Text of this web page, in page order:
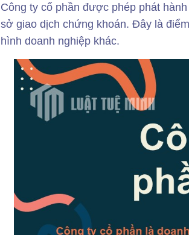
Công ty cổ phần được phép phát
sở giao dịch chứng khoán. Đây là
hình doanh nghiệp khác.